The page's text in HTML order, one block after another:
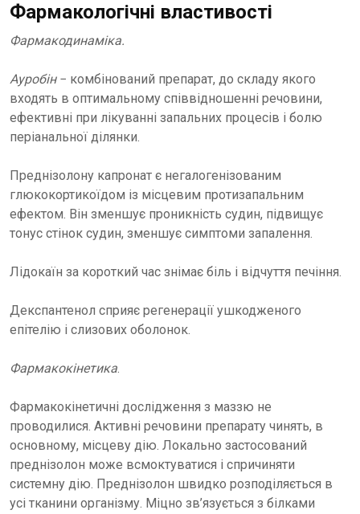
Фармакологічні властивості
Фармакодинаміка.
Ауробін− комбінований препарат, до складу якого
входять в оптимальному співвідношенні речовини,
ефективні при лікуванні запальних процесів і болю
періанальної ділянки.
Преднізолону капронат є негалогенізованим
глюкокортикоїдом із місцевим протизапальним
ефектом. Він зменшує проникність судин, підвищує
тонус стінок судин, зменшує симптоми запалення.
Лідокаїн за короткий час знімає біль і відчуття печіння.
Декспантенол сприяє регенерації ушкодженого
епітелію і слизових оболонок.
Фармакокінетика.
Фармакокінетичні дослідження з маззю не
проводилися. Активні речовини препарату чинять, в
основному, місцеву дію. Локально застосований
преднізолон може всмоктуватися і спричиняти
системну дію. Преднізолон швидко розподіляється в
усі тканини організму. Міцно зв’язується з білками